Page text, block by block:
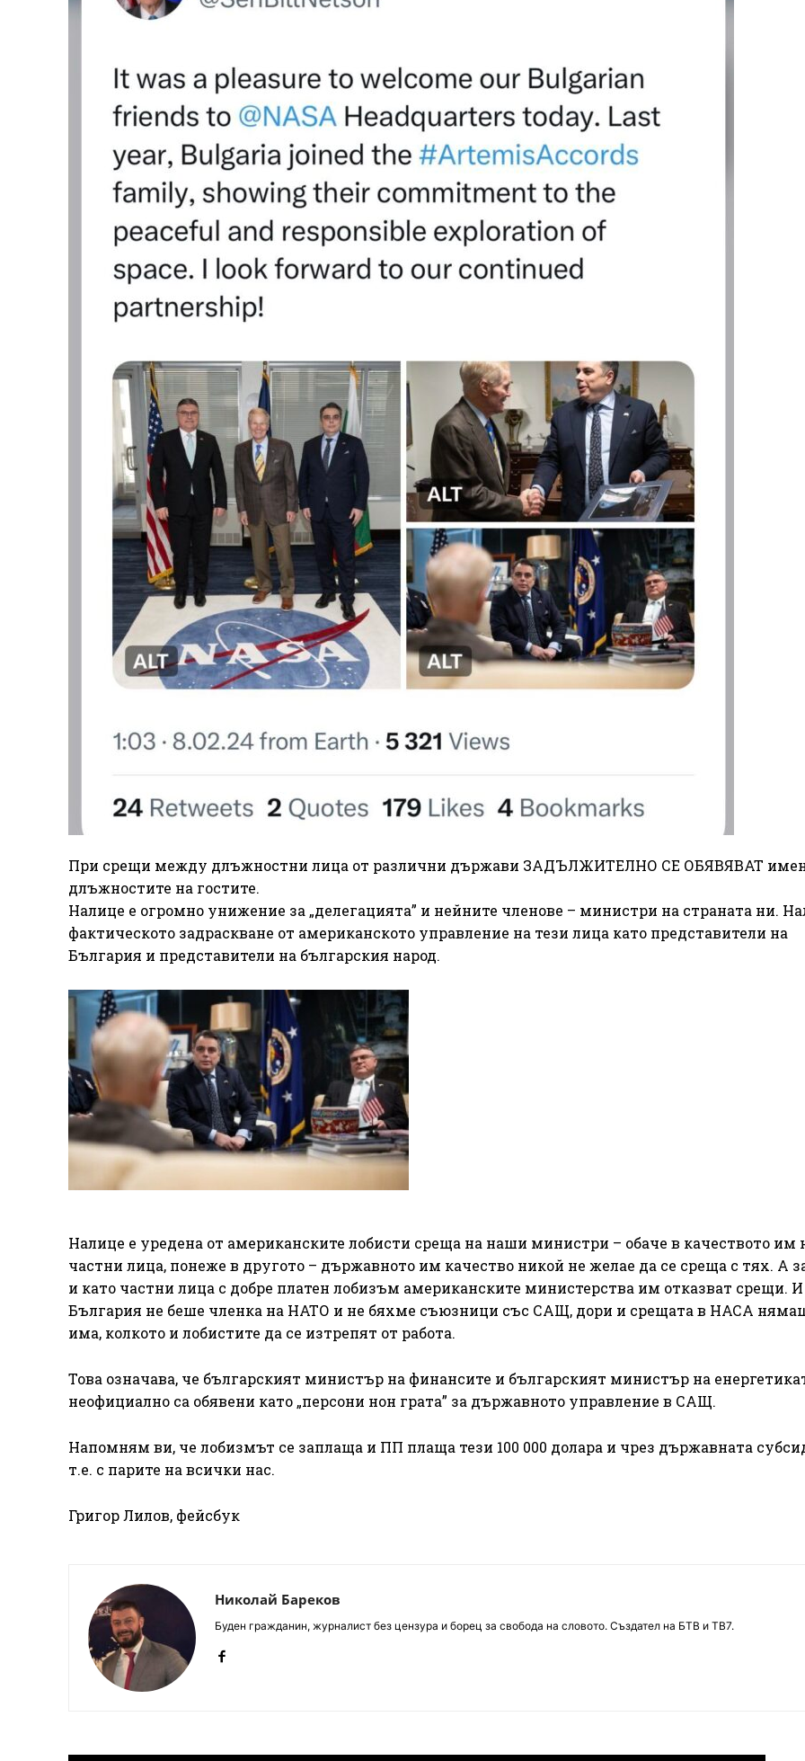
При срещи между длъжностни лица от различни държави ЗАДЪЛЖИТЕЛНО СЕ ОБЯВЯВАТ
длъжностите на гостите.
Налице е огромно унижение за „делегацията” и нейните членове – министри на страната ни.
фактическото задраскване от американското управление на тези лица като представители на
България и представители на българския народ.
Налице е уредена от американските лобисти среща на наши министри – обаче в качеството им
частни лица, понеже в другото – държавното им качество никой не желае да се среща с тях. А
и като частни лица с добре платен лобизъм американските министерства им отказват срещи. И
България не беше членка на НАТО и не бяхме съюзници със САЩ, дори и срещата в НАСА
има, колкото и лобистите да се изтрепят от работа.
Това означава, че българският министър на финансите и българският министър на
неофициално са обявени като „персони нон грата” за държавното управление в САЩ.
Напомням ви, че лобизмът се заплаща и ПП плаща тези 100 000 долара и чрез държавната
т.е. с парите на всички нас.
Григор Лилов, фейсбук
Николай Бареков
Буден гражданин, журналист без цензура и борец за свобода на словото. Създател на БТВ и ТВ7.